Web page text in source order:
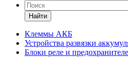
Найти
Клеммы АКБ
Устройства развязки
Блоки реле и